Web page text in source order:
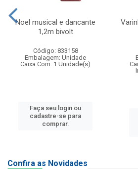
Noel musical e dancante
1,2m bivolt
Código: 833158
Embalagem: Unidade
Caixa Com: 1 Unidade(s)
Faça seu login ou
cadastre-se para
comprar.
Confira as Novidades